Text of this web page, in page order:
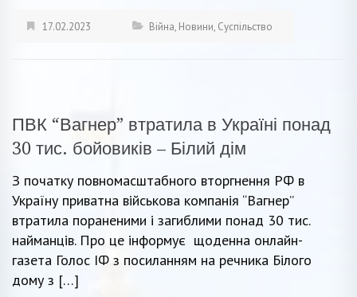
17.02.2023 Війна, Новини, Суспільство
ПВК “Вагнер” втратила в Україні понад
30 тис. бойовиків – Білий дім
З початку повномасштабного вторгнення РФ в
Україну приватна військова компанія “Вагнер”
втратила пораненими і загиблими понад 30 тис.
найманців. Про це інформує щоденна онлайн-
газета Голос ІФ з посиланням на речника Білого
дому з […]